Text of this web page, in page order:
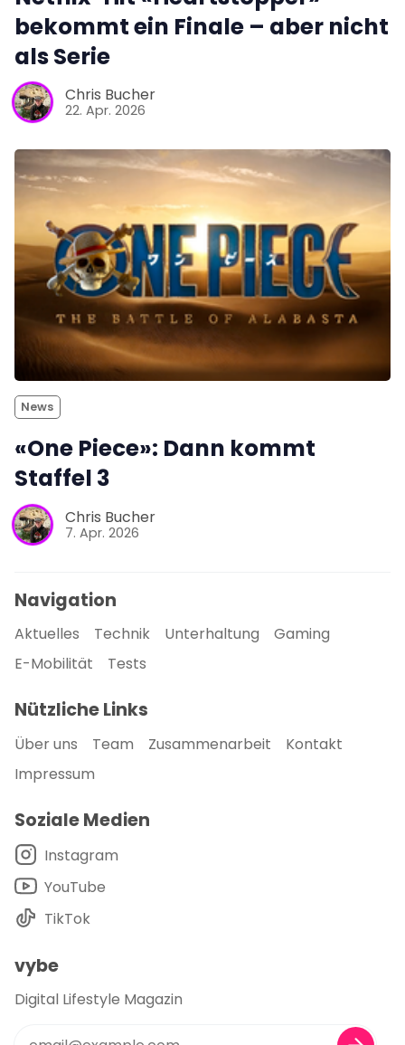
bekommt ein Finale – aber nicht
als Serie
Chris Bucher
22. Apr. 2026
News
«One Piece»: Dann kommt
Staffel 3
Chris Bucher
7. Apr. 2026
Navigation
Aktuelles Technik Unterhaltung
Gaming
E-Mobilität
Tests
Nützliche Links
Über uns Team Zusammenarbeit
Kontakt
Impressum
Soziale Medien
Instagram
YouTube
TikTok
vybe
Digital Lifestyle Magazin